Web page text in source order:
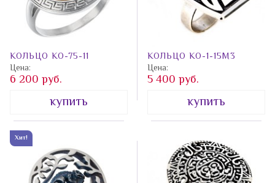
КОЛЬЦО КО-75-11
Цена:
6 200 руб.
купить
КОЛЬЦО КО-1-15М3
Цена:
5 400 руб.
купить
Хит!